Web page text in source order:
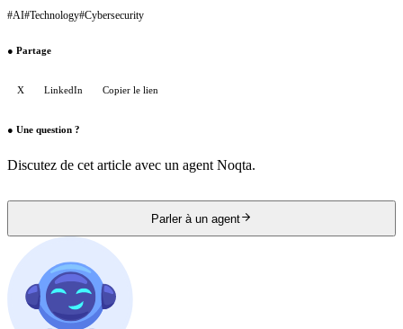
#AI#Technology#Cybersecurity
● Partage
X LinkedIn Copier le lien
● Une question ?
Discutez de cet article avec un agent Noqta.
Parler à un agent